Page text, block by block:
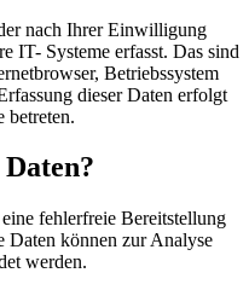
nach Ihrer Einwilligung
IT- Systeme erfasst. Das sind
Betriebssystem
dieser Daten erfolgt
betreten.
fehlerfreie Bereitstellung
Daten können zur Analyse
werden.